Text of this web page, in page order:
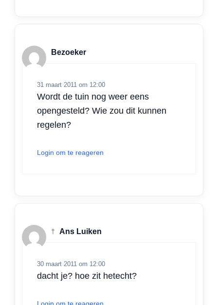
Bezoeker
31 maart 2011 om 12:00
Wordt de tuin nog weer eens
opengesteld? Wie zou dit kunnen
regelen?
Login om te reageren
† Ans Luiken
30 maart 2011 om 12:00
dacht je? hoe zit hetecht?